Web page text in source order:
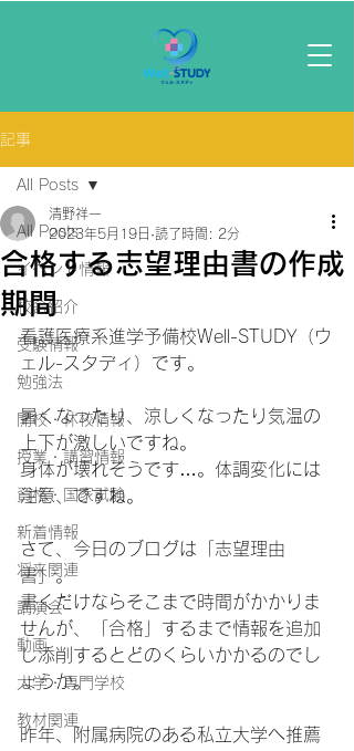
記事
All Posts
イベント情報
校舎紹介
受験情報
勉強法
開校・休校情報
授業・講習情報
資格・国家試験
新着情報
将来関連
講演会
動画
大学・専門学校
教材関連
All Posts
合格する志望理由書の作成
期間
清野祥一
2023年5月19日 読了時間: 2分
看護医療系進学予備校Well-STUDY（ウ
ェル-スタディ）です。
暑くなったり、涼しくなったり気温の
上下が激しいですね。
身体が壊れそうです…。体調変化には
注意、ですね。
さて、今日のブログは「志望理由
書」。
書くだけならそこまで時間がかかりま
せんが、「合格」するまで情報を追加
し添削するとどのくらいかかるのでし
ょうか。
昨年、附属病院のある私立大学へ推薦